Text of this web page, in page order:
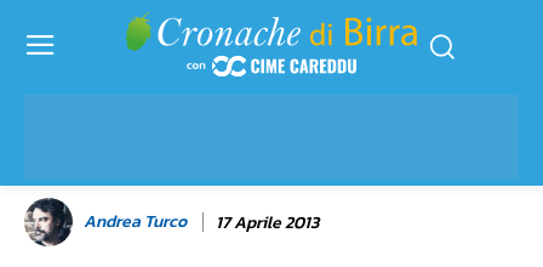
Andrea Turco 17 Aprile 2013